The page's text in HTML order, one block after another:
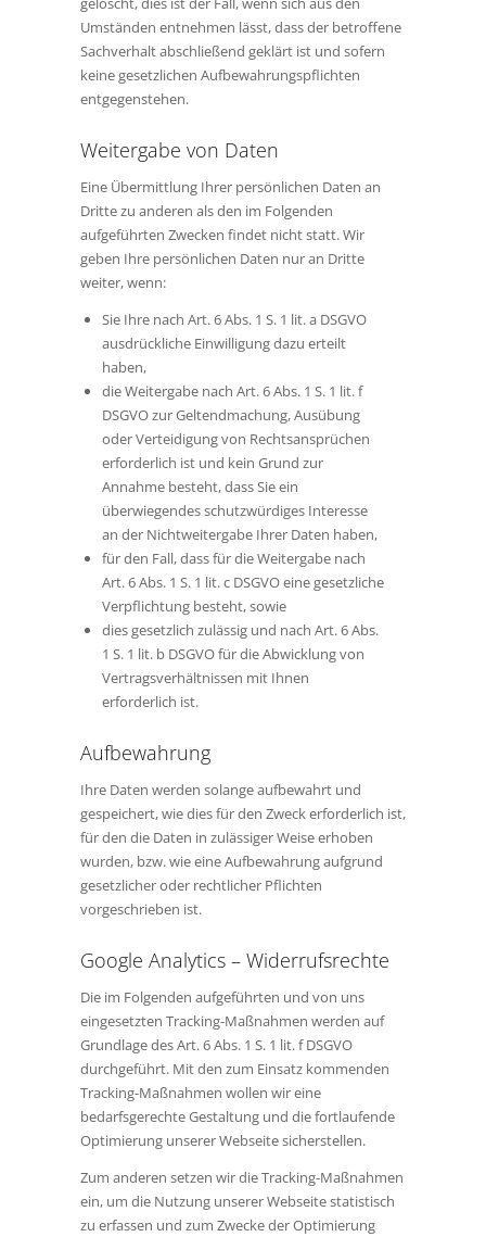
Umständen entnehmen lässt, dass der betroffene
Sachverhalt abschließend geklärt ist und sofern
keine gesetzlichen Aufbewahrungspflichten
entgegenstehen.
Weitergabe von Daten
Eine Übermittlung Ihrer persönlichen Daten an
Dritte zu anderen als den im Folgenden
aufgeführten Zwecken findet nicht statt. Wir
geben Ihre persönlichen Daten nur an Dritte
weiter, wenn:
Sie Ihre nach Art. 6 Abs. 1 S. 1 lit. a DSGVO
ausdrückliche Einwilligung dazu erteilt
haben,
die Weitergabe nach Art. 6 Abs. 1 S. 1 lit. f
DSGVO zur Geltendmachung, Ausübung
oder Verteidigung von Rechtsansprüchen
erforderlich ist und kein Grund zur
Annahme besteht, dass Sie ein
überwiegendes schutzwürdiges Interesse
an der Nichtweitergabe Ihrer Daten haben,
für den Fall, dass für die Weitergabe nach
Art. 6 Abs. 1 S. 1 lit. c DSGVO eine gesetzliche
Verpflichtung besteht, sowie
dies gesetzlich zulässig und nach Art. 6 Abs.
1 S. 1 lit. b DSGVO für die Abwicklung von
Vertragsverhältnissen mit Ihnen
erforderlich ist.
Aufbewahrung
Ihre Daten werden solange aufbewahrt und
gespeichert, wie dies für den Zweck erforderlich ist,
für den die Daten in zulässiger Weise erhoben
wurden, bzw. wie eine Aufbewahrung aufgrund
gesetzlicher oder rechtlicher Pflichten
vorgeschrieben ist.
Google Analytics – Widerrufsrechte
Die im Folgenden aufgeführten und von uns
eingesetzten Tracking-Maßnahmen werden auf
Grundlage des Art. 6 Abs. 1 S. 1 lit. f DSGVO
durchgeführt. Mit den zum Einsatz kommenden
Tracking-Maßnahmen wollen wir eine
bedarfsgerechte Gestaltung und die fortlaufende
Optimierung unserer Webseite sicherstellen.
Zum anderen setzen wir die Tracking-Maßnahmen
ein, um die Nutzung unserer Webseite statistisch
zu erfassen und zum Zwecke der Optimierung